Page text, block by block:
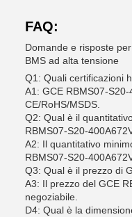
FAQ:
Domande e risposte
BMS ad alta tensione
Q1: Quali certificazioni
A1: GCE RBMS07-
CE/RoHS/MSDS.
Q2: Qual è il
RBMS07-S20-
A2: Il quantitativo
RBMS07-S20-
Q3: Qual è il prezzo di
A3: Il prezzo del GCE
negoziabile.
D4: Qual è la